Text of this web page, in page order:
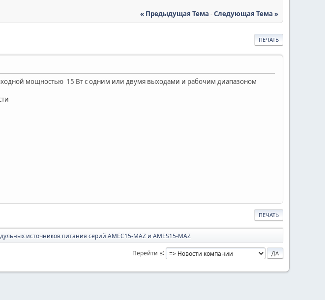
« Предыдущая Тема -Следующая Тема »
ПЕЧАТЬ
мощностью 15 Вт с одним или двумя выходами и рабочим диапазоном
ПЕЧАТЬ
источников питания серий AMEC15-MAZ и AMES15-MAZ
Перейти в